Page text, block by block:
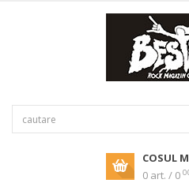
COSUL
0 art. / 0